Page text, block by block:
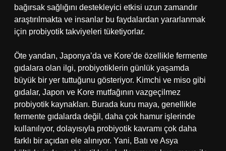
bağırsak sağlığını destekleyici etkisi uzun zamandır
araştırılmakta ve insanlar bu faydalardan yararlanmak
için probiyotik takviyeleri tüketiyorlar.
Öte yandan, Japonya’da ve Kore’de özellikle fermente
gıdalara olan ilgi, probiyotiklerin günlük yaşamda
büyük bir yer tuttuğunu gösteriyor. Kimchi ve miso gibi
gıdalar, Japon ve Kore mutfağının vazgeçilmez
probiyotik kaynakları. Burada kuru maya, genellikle
fermente gıdalarda değil, daha çok hamur işlerinde
kullanılıyor, dolayısıyla probiyotik kavramı çok daha
farklı bir açıdan ele alınıyor. Yani, Batı ve Asya